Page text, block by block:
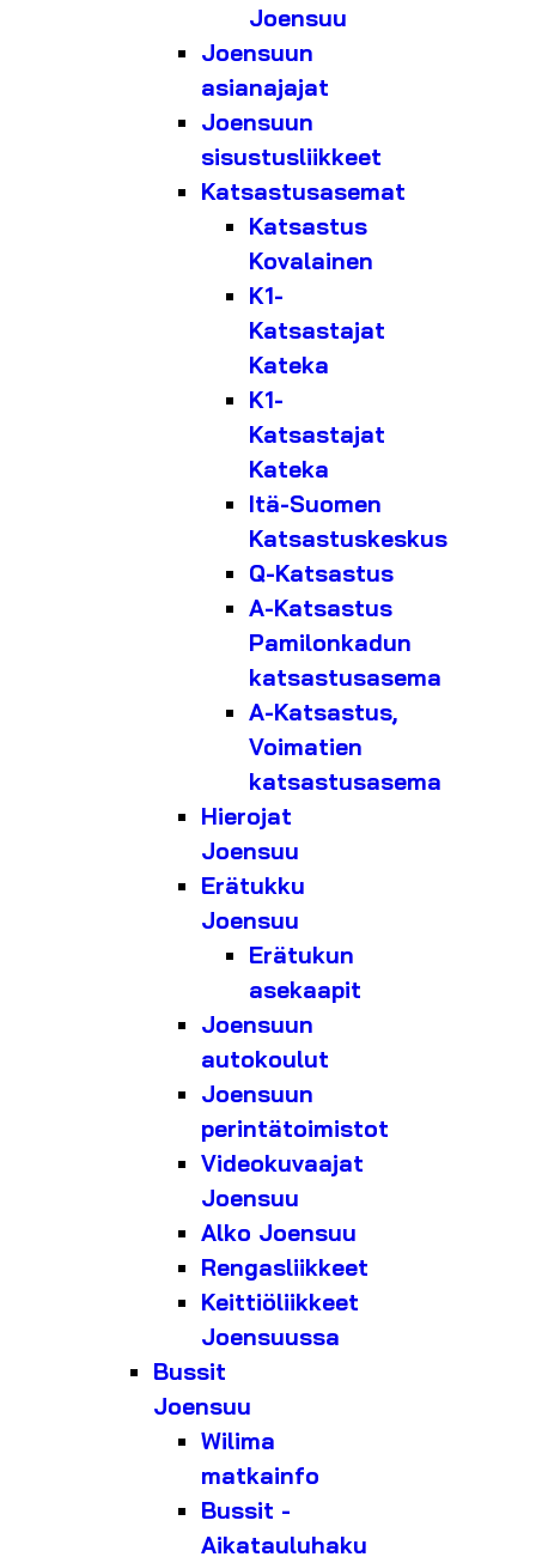
Joensuu
Joensuun
asianajajat
Joensuun
sisustusliikkeet
Katsastusasemat
Katsastus
Kovalainen
K1-
Katsastajat
Kateka
K1-
Katsastajat
Kateka
Itä-Suomen
Katsastuskeskus
Q-Katsastus
A-Katsastus
Pamilonkadun
katsastusasema
A-Katsastus,
Voimatien
katsastusasema
Hierojat
Joensuu
Erätukku
Joensuu
Erätukun
asekaapit
Joensuun
autokoulut
Joensuun
perintätoimistot
Videokuvaajat
Joensuu
Alko Joensuu
Rengasliikkeet
Keittiöliikkeet
Joensuussa
Bussit
Joensuu
Wilima
matkainfo
Bussit -
Aikatauluhaku